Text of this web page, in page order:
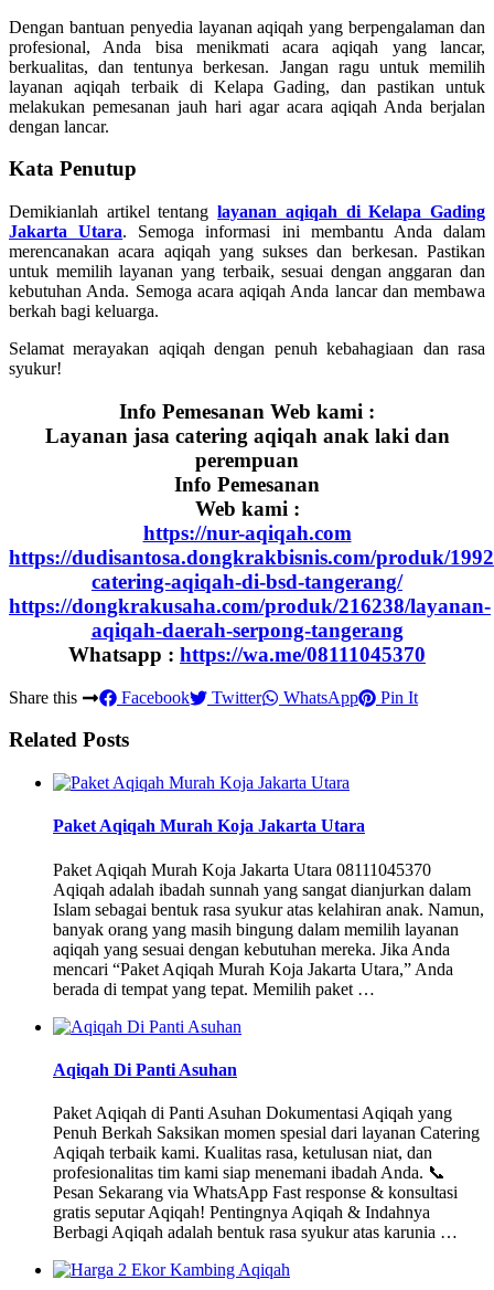
Dengan bantuan penyedia layanan aqiqah yang berpengalaman dan
profesional, Anda bisa menikmati acara aqiqah yang lancar,
berkualitas, dan tentunya berkesan. Jangan ragu untuk memilih
layanan aqiqah terbaik di Kelapa Gading, dan pastikan untuk
melakukan pemesanan jauh hari agar acara aqiqah Anda berjalan
dengan lancar.
Kata Penutup
Demikianlah artikel tentanglayanan aqiqah di Kelapa Gading
Jakarta Utara. Semoga informasi ini membantu Anda dalam
merencanakan acara aqiqah yang sukses dan berkesan. Pastikan
untuk memilih layanan yang terbaik, sesuai dengan anggaran dan
kebutuhan Anda. Semoga acara aqiqah Anda lancar dan membawa
berkah bagi keluarga.
Selamat merayakan aqiqah dengan penuh kebahagiaan dan rasa
syukur!
Info Pemesanan Web kami :
Layanan jasa catering aqiqah anak laki dan
perempuan
Info Pemesanan
Web kami :
https://nur-aqiqah.com
https://dudisantosa.dongkrakbisnis.com/produk/
catering-aqiqah-di-bsd-tangerang/
https://dongkrakusaha.com/produk/216238/layanan-
aqiqah-daerah-serpong-tangerang
Whatsapp : https://wa.me/08111045370
Share this Facebook Twitter WhatsApp Pin It
Related Posts
Paket Aqiqah Murah Koja Jakarta Utara
Paket Aqiqah Murah Koja Jakarta Utara 08111045370
Aqiqah adalah ibadah sunnah yang sangat dianjurkan dalam
Islam sebagai bentuk rasa syukur atas kelahiran anak. Namun,
banyak orang yang masih bingung dalam memilih layanan
aqiqah yang sesuai dengan kebutuhan mereka. Jika Anda
mencari “Paket Aqiqah Murah Koja Jakarta Utara,” Anda
berada di tempat yang tepat. Memilih paket …
Aqiqah Di Panti Asuhan
Paket Aqiqah di Panti Asuhan Dokumentasi Aqiqah yang
Penuh Berkah Saksikan momen spesial dari layanan Catering
Aqiqah terbaik kami. Kualitas rasa, ketulusan niat, dan
profesionalitas tim kami siap menemani ibadah Anda. 📞
Pesan Sekarang via WhatsApp Fast response & konsultasi
gratis seputar Aqiqah! Pentingnya Aqiqah & Indahnya
Berbagi Aqiqah adalah bentuk rasa syukur atas karunia …